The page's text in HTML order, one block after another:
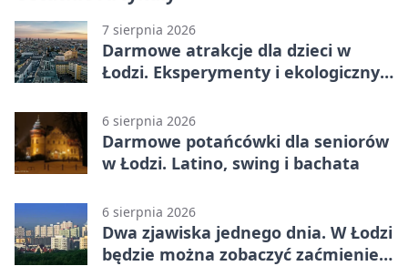
7 sierpnia 2026
Darmowe atrakcje dla dzieci w
Łodzi. Eksperymenty i ekologiczny
6 sierpnia 2026
Darmowe potańcówki dla seniorów
w Łodzi. Latino, swing i bachata
6 sierpnia 2026
Dwa zjawiska jednego dnia. W Łodzi
będzie można zobaczyć zaćmienie i